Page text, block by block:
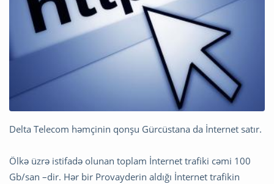
Delta Telecom həmçinin qonşu Gürcüstana da İnternet satır.
Ölkə üzrə istifadə olunan toplam İnternet trafiki cəmi 100
Gb/san –dir. Hər bir Provayderin aldığı İnternet trafikin